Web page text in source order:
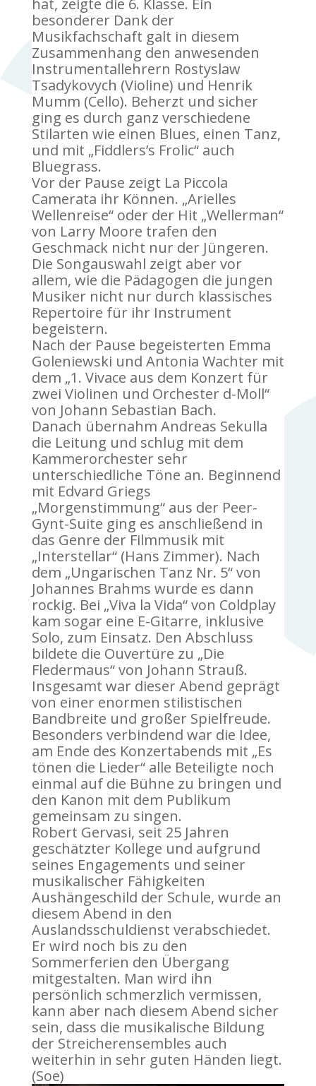
hat, zeigte die 6. Klasse. Ein
besonderer Dank der
Musikfachschaft galt in diesem
Zusammenhang den anwesenden
Instrumentallehrern Rostyslaw
Tsadykovych (Violine) und Henrik
Mumm (Cello). Beherzt und sicher
ging es durch ganz verschiedene
Stilarten wie einen Blues, einen Tanz,
und mit „Fiddlers’s Frolic“ auch
Bluegrass.
Vor der Pause zeigt La Piccola
Camerata ihr Können. „Arielles
Wellenreise“ oder der Hit „Wellerman“
von Larry Moore trafen den
Geschmack nicht nur der Jüngeren.
Die Songauswahl zeigt aber vor
allem, wie die Pädagogen die jungen
Musiker nicht nur durch klassisches
Repertoire für ihr Instrument
begeistern.
Nach der Pause begeisterten Emma
Goleniewski und Antonia Wachter mit
dem „1. Vivace aus dem Konzert für
zwei Violinen und Orchester d-Moll“
von Johann Sebastian Bach.
Danach übernahm Andreas Sekulla
die Leitung und schlug mit dem
Kammerorchester sehr
unterschiedliche Töne an. Beginnend
mit Edvard Griegs
„Morgenstimmung“ aus der Peer-
Gynt-Suite ging es anschließend in
das Genre der Filmmusik mit
„Interstellar“ (Hans Zimmer). Nach
dem „Ungarischen Tanz Nr. 5“ von
Johannes Brahms wurde es dann
rockig. Bei „Viva la Vida“ von Coldplay
kam sogar eine E-Gitarre, inklusive
Solo, zum Einsatz. Den Abschluss
bildete die Ouvertüre zu „Die
Fledermaus“ von Johann Strauß.
Insgesamt war dieser Abend geprägt
von einer enormen stilistischen
Bandbreite und großer Spielfreude.
Besonders verbindend war die Idee,
am Ende des Konzertabends mit „Es
tönen die Lieder“ alle Beteiligte noch
einmal auf die Bühne zu bringen und
den Kanon mit dem Publikum
gemeinsam zu singen.
Robert Gervasi, seit 25 Jahren
geschätzter Kollege und aufgrund
seines Engagements und seiner
musikalischer Fähigkeiten
Aushängeschild der Schule, wurde an
diesem Abend in den
Auslandsschuldienst verabschiedet.
Er wird noch bis zu den
Sommerferien den Übergang
mitgestalten. Man wird ihn
persönlich schmerzlich vermissen,
kann aber nach diesem Abend sicher
sein, dass die musikalische Bildung
der Streicherensembles auch
weiterhin in sehr guten Händen liegt.
(Soe)